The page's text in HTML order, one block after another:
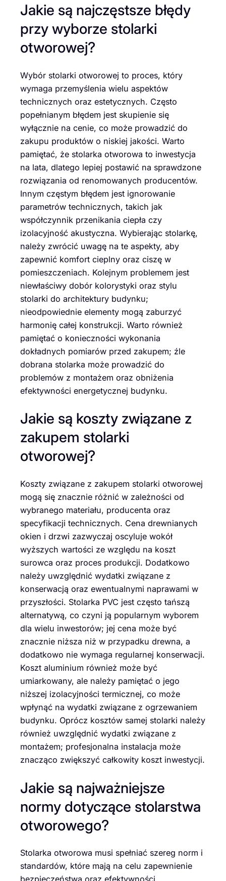
Jakie są najczęstsze błędy
przy wyborze stolarki
otworowej?
Wybór stolarki otworowej to proces, który
wymaga przemyślenia wielu aspektów
technicznych oraz estetycznych. Często
popełnianym błędem jest skupienie się
wyłącznie na cenie, co może prowadzić do
zakupu produktów o niskiej jakości. Warto
pamiętać, że stolarka otworowa to inwestycja
na lata, dlatego lepiej postawić na sprawdzone
rozwiązania od renomowanych producentów.
Innym częstym błędem jest ignorowanie
parametrów technicznych, takich jak
współczynnik przenikania ciepła czy
izolacyjność akustyczna. Wybierając stolarkę,
należy zwrócić uwagę na te aspekty, aby
zapewnić komfort cieplny oraz ciszę w
pomieszczeniach. Kolejnym problemem jest
niewłaściwy dobór kolorystyki oraz stylu
stolarki do architektury budynku;
nieodpowiednie elementy mogą zaburzyć
harmonię całej konstrukcji. Warto również
pamiętać o konieczności wykonania
dokładnych pomiarów przed zakupem; źle
dobrana stolarka może prowadzić do
problemów z montażem oraz obniżenia
efektywności energetycznej budynku.
Jakie są koszty związane z
zakupem stolarki
otworowej?
Koszty związane z zakupem stolarki otworowej
mogą się znacznie różnić w zależności od
wybranego materiału, producenta oraz
specyfikacji technicznych. Cena drewnianych
okien i drzwi zazwyczaj oscyluje wokół
wyższych wartości ze względu na koszt
surowca oraz proces produkcji. Dodatkowo
należy uwzględnić wydatki związane z
konserwacją oraz ewentualnymi naprawami w
przyszłości. Stolarka PVC jest często tańszą
alternatywą, co czyni ją popularnym wyborem
dla wielu inwestorów; jej cena może być
znacznie niższa niż w przypadku drewna, a
dodatkowo nie wymaga regularnej konserwacji.
Koszt aluminium również może być
umiarkowany, ale należy pamiętać o jego
niższej izolacyjności termicznej, co może
wpłynąć na wydatki związane z ogrzewaniem
budynku. Oprócz kosztów samej stolarki należy
również uwzględnić wydatki związane z
montażem; profesjonalna instalacja może
znacząco zwiększyć całkowity koszt inwestycji.
Jakie są najważniejsze
normy dotyczące stolarstwa
otworowego?
Stolarka otworowa musi spełniać szereg norm i
standardów, które mają na celu zapewnienie